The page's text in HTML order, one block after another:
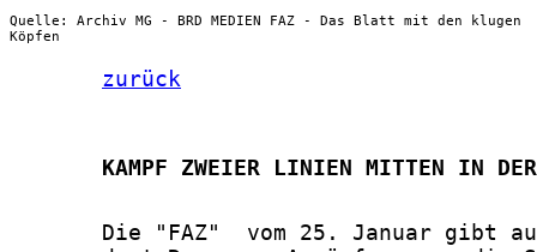
Quelle: Archiv MG - BRD MEDIEN FAZ - Das Blatt mit den klugen
Köpfen
zurück
KAMPF ZWEIER LINIEN MITTEN IN
Die "FAZ"  vom 25. Januar gibt